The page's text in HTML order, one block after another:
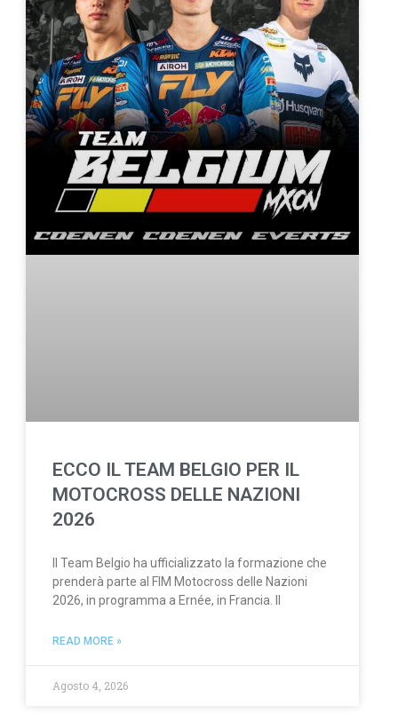
ECCO IL TEAM BELGIO PER IL
MOTOCROSS DELLE NAZIONI
2026
Il Team Belgio ha ufficializzato la formazione che
prenderà parte al FIM Motocross delle Nazioni
2026, in programma a Ernée, in Francia. Il
READ MORE »
Agosto 4, 2026